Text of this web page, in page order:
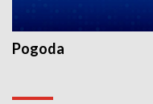
Pogoda